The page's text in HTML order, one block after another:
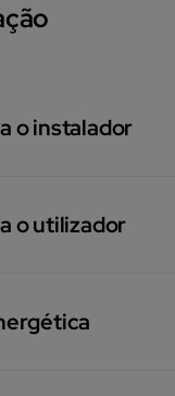
o instalador
o utilizador